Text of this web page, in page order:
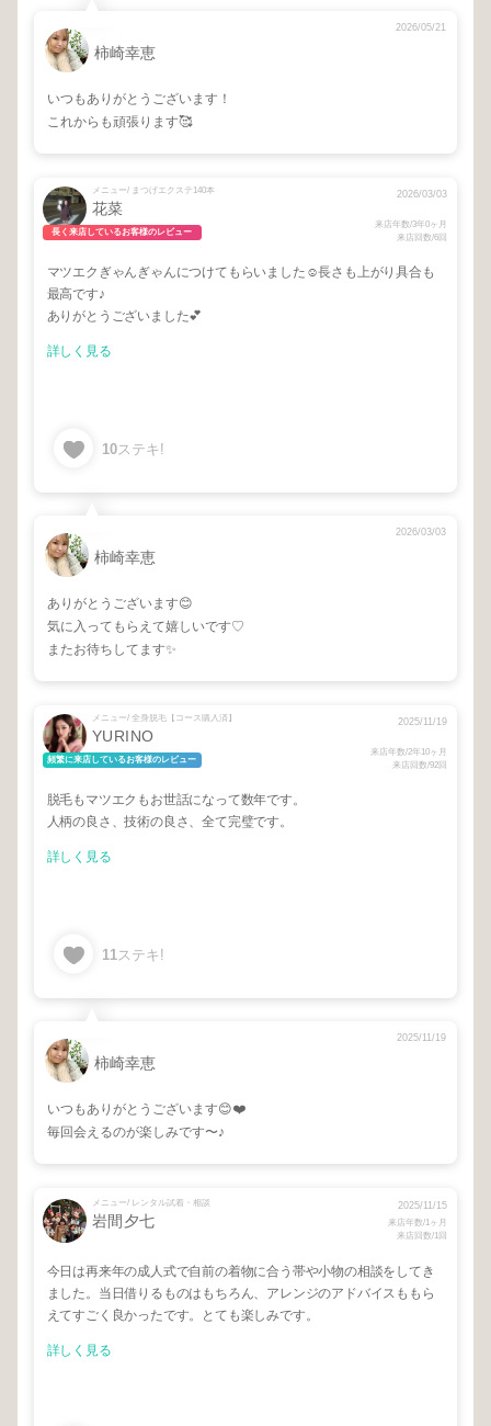
柿崎幸恵
2026/05/21
いつもありがとうございます！
これからも頑張ります🥰
メニュー/ まつげエクステ140本
花菜
長く来店しているお客様のレビュー
2026/03/03
来店年数/3年0ヶ月
来店回数/6回
マツエクぎゃんぎゃんにつけてもらいました☺️長さも上がり具合も
最高です♪
ありがとうございました💕
詳しく見る
10ステキ!
柿崎幸恵
2026/03/03
ありがとうございます😊
気に入ってもらえて嬉しいです♡
またお待ちしてます✨
メニュー/ 全身脱毛【コース購入済】
YURINO
頻繁に来店しているお客様のレビュー
2025/11/19
来店年数/2年10ヶ月
来店回数/92回
脱毛もマツエクもお世話になって数年です。
人柄の良さ、技術の良さ、全て完璧です。
詳しく見る
11ステキ!
柿崎幸恵
2025/11/19
いつもありがとうございます😊❤️
毎回会えるのが楽しみです〜♪
メニュー/ レンタル試着・相談
岩間夕七
2025/11/15
来店年数/1ヶ月
来店回数/1回
今日は再来年の成人式で自前の着物に合う帯や小物の相談をしてき
ました。当日借りるものはもちろん、アレンジのアドバイスももら
えてすごく良かったです。とても楽しみです。
詳しく見る